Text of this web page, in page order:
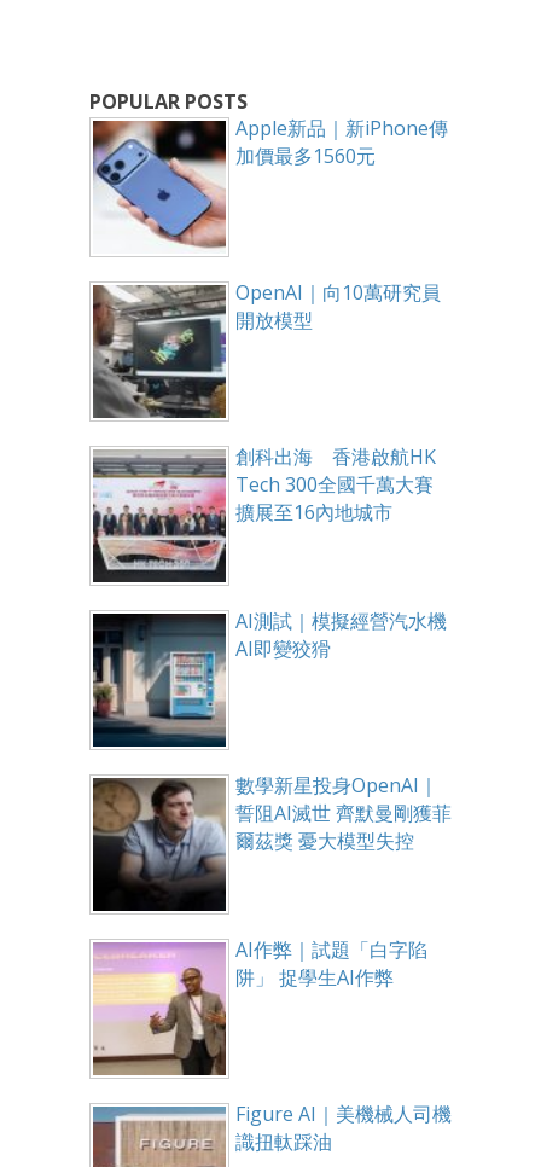
POPULAR POSTS
Apple新品｜新iPhone傳
加價最多1560元
OpenAI｜向10萬研究員
開放模型
創科出海 香港啟航HK
Tech 300全國千萬大賽
擴展至16內地城市
AI測試｜模擬經營汽水機
AI即變狡猾
數學新星投身OpenAI｜
誓阻AI滅世 齊默曼剛獲菲
爾茲獎 憂大模型失控
AI作弊｜試題「白字陷
阱」 捉學生AI作弊
Figure AI｜美機械人司機
識扭軚踩油